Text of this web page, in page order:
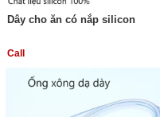
Dây cho ăn có nắp silicon
Call